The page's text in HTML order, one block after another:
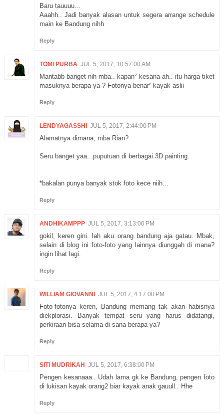
Baru tauuuu...
Aaahh.. Jadi banyak alasan untuk segera arrange schedule
main ke Bandung nihh
Reply
TOMI PURBA JUL 5, 2017, 10:57:00 AM
Mantabb banget nih mba.. kapan² kesana ah.. itu harga tiket
masuknya berapa ya ? Fotonya benar² kayak aslii
Reply
LENDYAGASSHI JUL 5, 2017, 2:44:00 PM
Alamatnya dimana, mba Rian?
Seru banget yaa...puputuan di berbagai 3D painting.
*bakalan punya banyak stok foto kece niih...
Reply
ANDHIKAMPPP JUL 5, 2017, 3:13:00 PM
gokil, keren gini. lah aku orang bandung aja gatau. Mbak,
selain di blog ini foto-foto yang lainnya diunggah di mana?
ingin lihat lagi.
Reply
WILLIAM GIOVANNI JUL 5, 2017, 4:17:00 PM
Foto-fotonya keren, Bandung memang tak akan habisnya
diekplorasi. Banyak tempat seru yang harus didatangi,
perkiraan bisa selama di sana berapa ya?
Reply
SITI MUDRIKAH JUL 5, 2017, 6:38:00 PM
Pengen kesanaaa.. Udah lama gk ke Bandung, pengen foto
di lukisan kayak orang2 biar kayak anak gauull.. Hhe
Reply